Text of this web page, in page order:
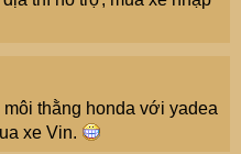
thằng honda với yadea
xe Vin.